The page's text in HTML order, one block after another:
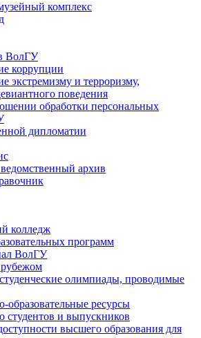
комплекс
ВолГУ
коррупции
экстремизму и терроризму,
поведения
обработки персональных
дипломатии
архив
колледж
программ
ВолГУ
рубежом
олимпиады, проводимые
ресурсы
студентов и выпускников
высшего образования для